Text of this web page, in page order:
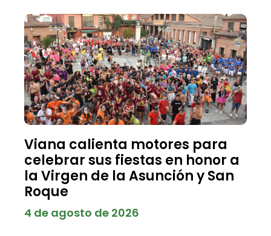
Viana calienta motores para
celebrar sus fiestas en honor a
la Virgen de la Asunción y San
Roque
4 de agosto de 2026